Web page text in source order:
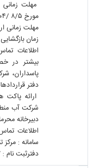
مورخ ٨/٥ /١٤٠٤
مهلت زمانی ارائه
زمان بازگشایی پاکت
اطلاعات
بیشتر در
پاسداران،
دفتر قراردادها و تلفن
ارائه پاکت
شرکت آب
دبیرخانه
اطلاعات
سامانه : مرکز تماس :
دفترثبت نام : ٨٨٩٦٩٧٣٧ و ٨٥١٩٣٧٦٨